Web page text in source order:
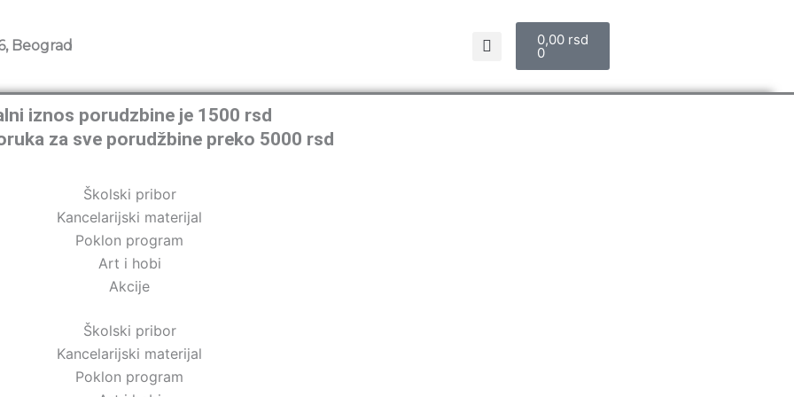
Beograd 0,00 rsd
0
Cart
iznos porudzbine je 1500 rsd
za sve porudžbine preko 5000 rsd
Školski pribor
Kancelarijski materijal
Poklon program
Art i hobi
Akcije
Školski pribor
Kancelarijski materijal
Poklon program